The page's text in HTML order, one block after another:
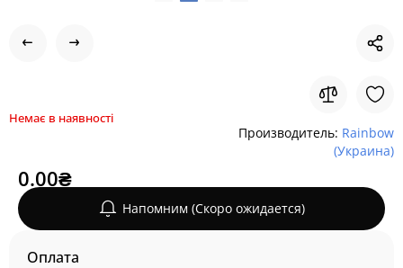
Немає в наявності
Производитель: Rainbow
(Украина)
0.00₴
Напомним (Скоро ожидается)
Оплата